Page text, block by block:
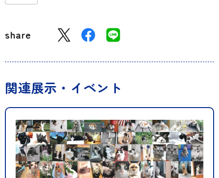
share
関連展示・イベント